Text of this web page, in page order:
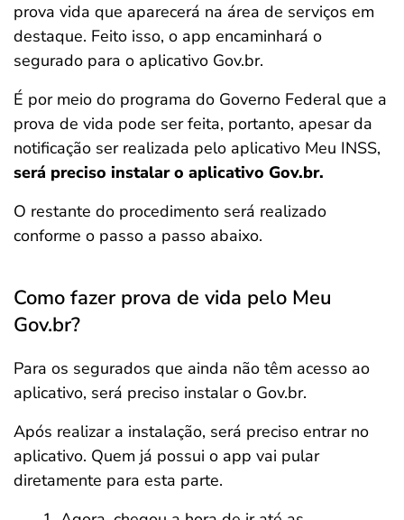
prova vida que aparecerá na área de serviços em
destaque. Feito isso, o app encaminhará o
segurado para o aplicativo Gov.br.
É por meio do programa do Governo Federal que a
prova de vida pode ser feita, portanto, apesar da
notificação ser realizada pelo aplicativo Meu INSS,
será preciso instalar o aplicativo Gov.br.
O restante do procedimento será realizado
conforme o passo a passo abaixo.
Como fazer prova de vida pelo Meu
Gov.br?
Para os segurados que ainda não têm acesso ao
aplicativo, será preciso instalar o Gov.br.
Após realizar a instalação, será preciso entrar no
aplicativo. Quem já possui o app vai pular
diretamente para esta parte.